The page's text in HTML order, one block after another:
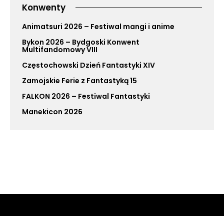
Konwenty
Animatsuri 2026 – Festiwal mangi i anime
Bykon 2026 – Bydgoski Konwent
Multifandomowy VIII
Częstochowski Dzień Fantastyki XIV
Zamojskie Ferie z Fantastyką 15
FALKON 2026 – Festiwal Fantastyki
Manekicon 2026